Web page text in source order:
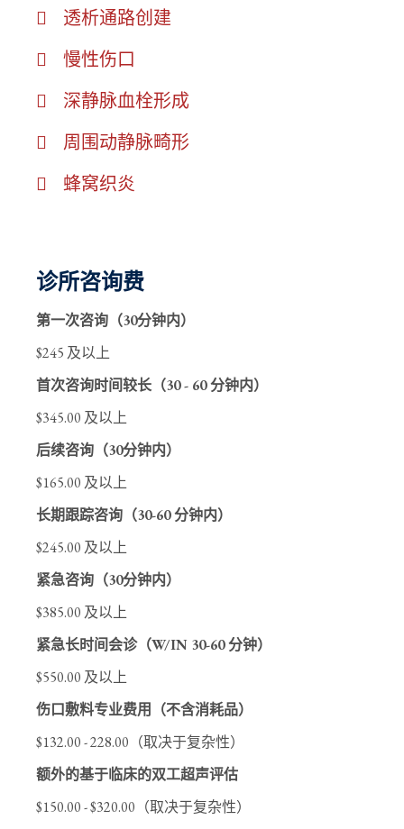
诊所咨询费
第一次咨询（30分钟内）
$245 及以上
首次咨询时间较长（30 - 60 分钟内）
$345.00 及以上
后续咨询（30分钟内）
$165.00 及以上
长期跟踪咨询（30-60 分钟内）
$245.00 及以上
紧急咨询（30分钟内）
$385.00 及以上
紧急长时间会诊（W/IN 30-60 分钟）
$550.00 及以上
伤口敷料专业费用（不含消耗品）
$132.00 - 228.00（取决于复杂性）
额外的基于临床的双工超声评估
$150.00 - $320.00（取决于复杂性）
透析通路创建
慢性伤口
深静脉血栓形成
周围动静脉畸形
蜂窝织炎